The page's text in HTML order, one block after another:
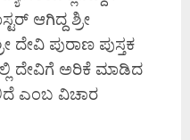
ಆಗಿದ್ದ ಶ್ರೀ
ಪುರಾಣ ಪುಸ್ತಕ
ದೇವಿಗೆ ಅರಿಕೆ ಮಾಡಿದ
ಎಂಬ ವಿಚಾರ